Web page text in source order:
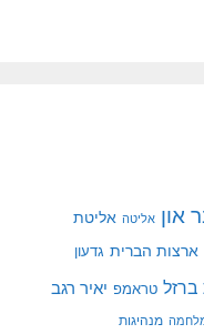
און אליטה אליטת
ארצות הברית גדעון
טראמפ יאיר רגב
מנהיגות